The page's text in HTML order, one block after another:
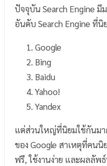
ปัจจุบัน Search Engine มี
อันดับ Search Engine ที่
Google
Bing
Baidu
Yahoo!
Yandex
แต่ส่วนใหญ่ที่นิยมใช้กันมา
ของ Google สาเหตุที่คนนิ
ฟรี, ใช้งานง่าย และผลลัพ